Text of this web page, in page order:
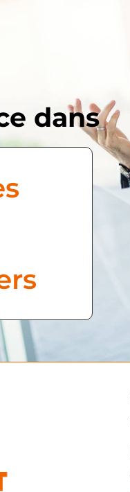
dans